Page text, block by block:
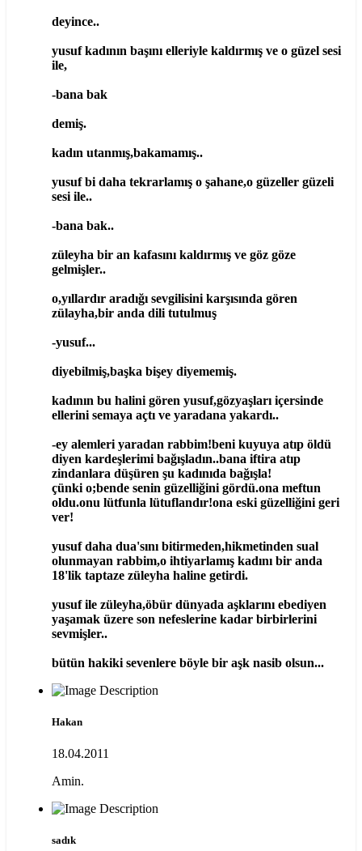
deyince..
yusuf kadının başını elleriyle kaldırmış ve o güzel sesi
ile,
-bana bak
demiş.
kadın utanmış,bakamamış..
yusuf bi daha tekrarlamış o şahane,o güzeller güzeli
sesi ile..
-bana bak..
züleyha bir an kafasını kaldırmış ve göz göze
gelmişler..
o,yıllardır aradığı sevgilisini karşısında gören
zülayha,bir anda dili tutulmuş
-yusuf...
diyebilmiş,başka bişey diyememiş.
kadının bu halini gören yusuf,gözyaşları içersinde
ellerini semaya açtı ve yaradana yakardı..
-ey alemleri yaradan rabbim!beni kuyuya atıp öldü
diyen kardeşlerimi bağışladın..bana iftira atıp
zindanlara düşüren şu kadınıda bağışla!
çünki o;bende senin güzelliğini gördü.ona meftun
oldu.onu lütfunla lütuflandır!ona eski güzelliğini geri
ver!
yusuf daha dua'sını bitirmeden,hikmetinden sual
olunmayan rabbim,o ihtiyarlamış kadını bir anda
18'lik taptaze züleyha haline getirdi.
yusuf ile züleyha,öbür dünyada aşklarını ebediyen
yaşamak üzere son nefeslerine kadar birbirlerini
sevmişler..
bütün hakiki sevenlere böyle bir aşk nasib olsun...
Hakan
18.04.2011
Amin.
sadık